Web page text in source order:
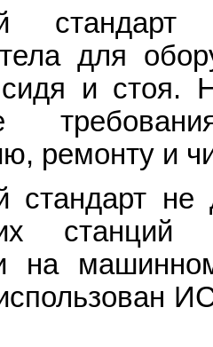
стандарт
для
и стоя.
ремонту и
стандарт не
станций
на